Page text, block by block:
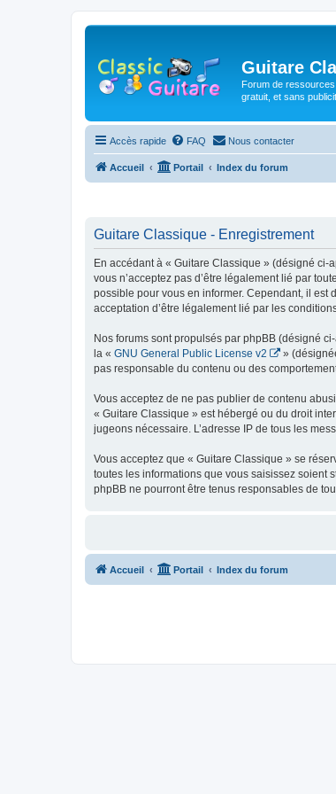
Guitare
Forum de
gratuit, et sans
Accès rapide FAQ Nous contacter
Accueil Portail Index du forum
Guitare Classique - Enregistrement
En accédant à « Guitare Classique » (désigné ci-
vous n’acceptez pas d’être légalement lié par
possible pour vous en informer. Cependant, il est
acceptation d’être légalement lié par les
Nos forums sont propulsés par phpBB (désigné
la « GNU General Public License v2 »
pas responsable du contenu ou des
Vous acceptez de ne pas publier de contenu
« Guitare Classique » est hébergé ou du droit
jugeons nécessaire. L’adresse IP de tous les
Vous acceptez que « Guitare Classique » se
toutes les informations que vous saisissez soient
phpBB ne pourront être tenus responsables de
Accueil Portail Index du forum